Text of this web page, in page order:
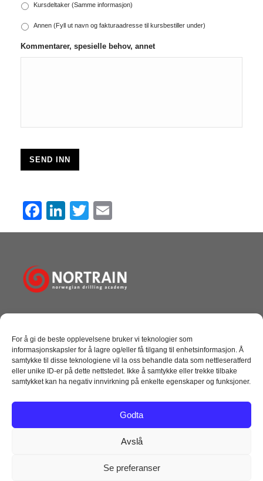
For å gi de beste opplevelsene bruker vi teknologier som
informasjonskapsler for å lagre og/eller få tilgang til enhetsinformasjon. Å
samtykke til disse teknologiene vil la oss behandle data som nettleseratferd
eller unike ID-er på dette nettstedet. Ikke å samtykke eller trekke tilbake
samtykket kan ha negativ innvirkning på enkelte egenskaper og funksjoner.
Godta
Avslå
Se preferanser
Kursdeltaker (Samme informasjon)
Annen (Fyll ut navn og fakturaadresse til kursbestiller under)
Kommentarer, spesielle behov, annet
SEND INN
F
a
e
b
k
Li
n
e
dI
T
wi
er
m
Tangen 10, Dusavik
4072 Randaberg
+ 47 51 69 27 00
post@nortrain.no